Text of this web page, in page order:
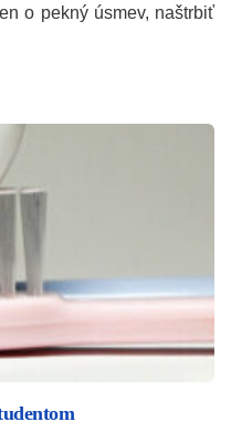
o pekný úsmev, naštrbiť